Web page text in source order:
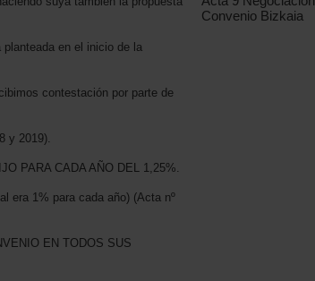
en el inicio de la
contestación por parte de
y 2019).
PARA CADA AÑO DEL 1,25%.
era 1% para cada año) (Acta nº
EN TODOS SUS
Convenio Bizkaia